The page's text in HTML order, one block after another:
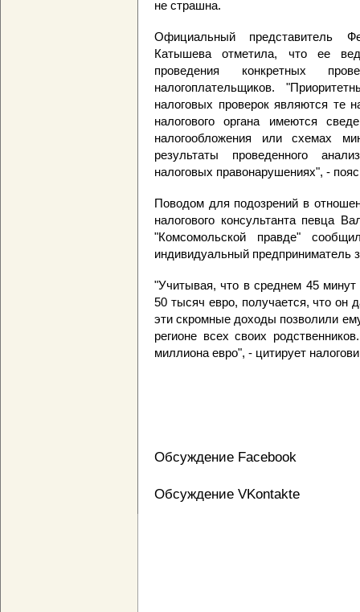
не страшна.
Официальный представитель
Катышева отметила, что ее
проведения конкретных
налогоплательщиков.
налоговых проверок являются те
налогового органа имеются
налогообложения или схемах
результаты проведенного
налоговых правонарушениях", -
Поводом для подозрений в
налогового консультанта певца
"Комсомольской правде"
индивидуальный предприниматель
"Учитывая, что в среднем 45
50 тысяч евро, получается, что он
эти скромные доходы позволили
регионе всех своих
миллиона евро", - цитирует
Обсуждение Facebook
Обсуждение VKontakte